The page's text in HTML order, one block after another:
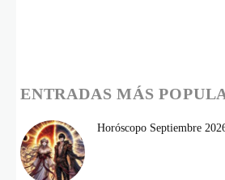
ENTRADAS MÁS
Horóscopo Septiembre